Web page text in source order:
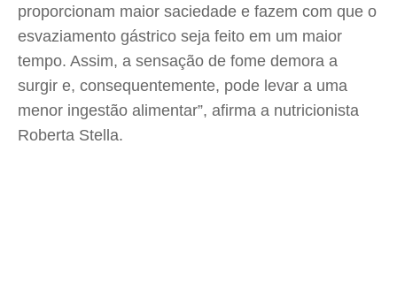
proporcionam maior saciedade e fazem com que o
esvaziamento gástrico seja feito em um maior
tempo. Assim, a sensação de fome demora a
surgir e, consequentemente, pode levar a uma
menor ingestão alimentar”, afirma a nutricionista
Roberta Stella.